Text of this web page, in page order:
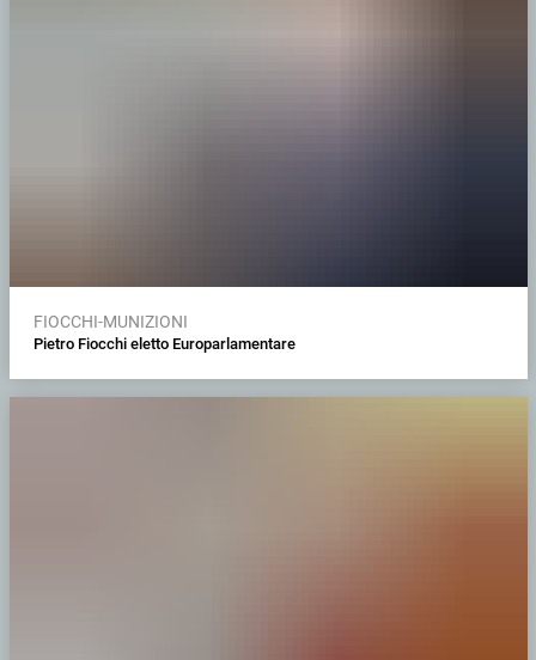
FIOCCHI-MUNIZIONI
Pietro Fiocchi eletto Europarlamentare